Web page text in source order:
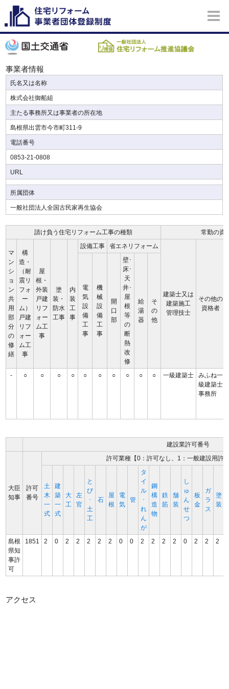
事業者情報
氏名又は名称
株式会社御船組
主たる事務所又は事業者の所在地
島根県出雲市今市町311-9
電話番号
0853-21-0808
URL
所属団体
一般社団法人全国古民家再生協会
請け負う住宅リフォーム工事の種類 常勤の資
マ
ン
シ
ョ
ン
共
用
部
分
の
修
繕
構
造・
（耐
震リ
フォ
ー
ム）
戸建
リフ
ォー
ム工
事
屋
根・
外装
戸建
リフ
ォー
ム工
事
塗
装・
防水
工事
内
装
工
事
設備工事 省エネリフォーム
建築士又は
建築施工
管理技士
その他の
資格者
電
気
設
備
工
事
機
械
設
備
工
事
開
口
部
壁･
床･
天
井･
屋
根
等
の
断
熱
改
修
給
湯
器
そ
の
他
- ○ ○ ○ ○ ○ ○ ○ ○ ○ ○ 一級建築士
みふね一
級建築士
事務所
建設業許可番号
大臣
知事
許可
番号
許可業種【0：許可なし、1：一般建設用許
土
木
一
式
建
築
一
式
大
工
左
官
と
び
･
土
工
石
屋
根
電
気
管
タ
イ
ル
･
れ
ん
が
鋼
構
造
物
鉄
筋
舗
装
し
ゅ
ん
せ
つ
板
金
ガ
ラ
ス
塗
装
島根
県知
事許
可
1851 2 0 2 2 2 2 2 0 0 2 2 2 2 0 2 2 2
アクセス